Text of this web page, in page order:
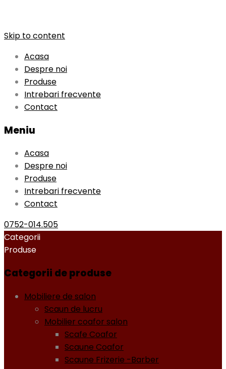
Skip to content
Acasa
Despre noi
Produse
Intrebari frecvente
Contact
Meniu
Acasa
Despre noi
Produse
Intrebari frecvente
Contact
0752-014.505
Categorii
Produse
Categorii de produse
Mobiliere de salon
Scaun de lucru
Mobilier coafor salon
Scafe Coafor
Scaune Coafor
Scaune Frizerie -Barber